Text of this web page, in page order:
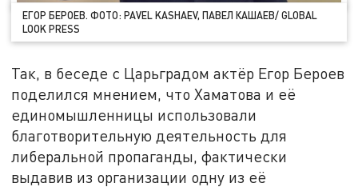
ЕГОР БЕРОЕВ. ФОТО: PAVEL KASHAEV, ПАВЕЛ КАШАЕВ/ GLOBAL
LOOK PRESS
Так, в беседе с Царьградом актёр Егор Бероев
поделился мнением, что Хаматова и её
единомышленницы использовали
благотворительную деятельность для
либеральной пропаганды, фактически
выдавив из организации одну из её